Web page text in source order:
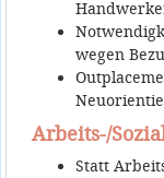
wegen
Arbeits-/
Statt